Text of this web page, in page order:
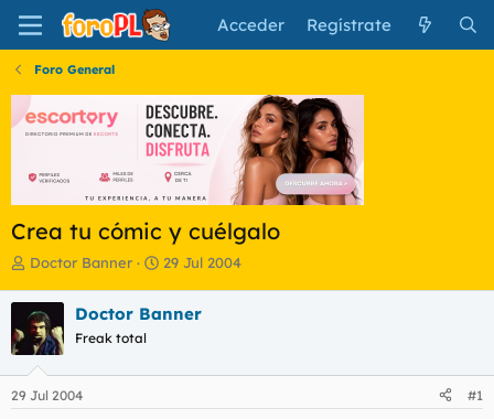
Acceder Regístrate
Foro General
Crea tu cómic y cuélgalo
I
i
c
a
d
o
Doctor Banner
F
h
e
29 Jul 2004
Doctor Banner
Freak total
29 Jul 2004 #1